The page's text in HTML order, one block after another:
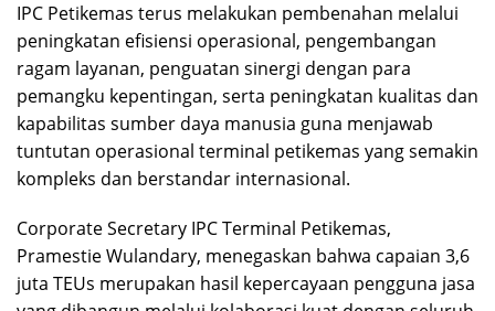
IPC Petikemas terus melakukan pembenahan melalui
peningkatan efisiensi operasional, pengembangan
ragam layanan, penguatan sinergi dengan para
pemangku kepentingan, serta peningkatan kualitas dan
kapabilitas sumber daya manusia guna menjawab
tuntutan operasional terminal petikemas yang semakin
kompleks dan berstandar internasional.
Corporate Secretary IPC Terminal Petikemas,
Pramestie Wulandary, menegaskan bahwa capaian 3,6
juta TEUs merupakan hasil kepercayaan pengguna jasa